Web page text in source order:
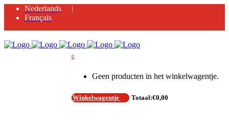
Nederlands
Français
0
Geen producten in het winkelwagentje.
Winkelwagentje Totaal:€0,00